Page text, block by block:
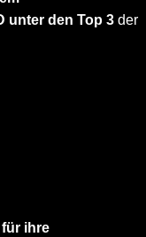
unter den Top 3 der
für ihre